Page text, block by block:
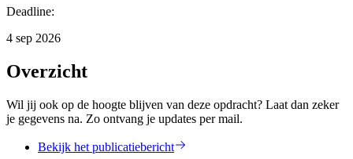
Deadline:
4 sep 2026
Overzicht
Wil jij ook op de hoogte blijven van deze opdracht? Laat dan zeker
je gegevens na. Zo ontvang je updates per mail.
Bekijk het publicatiebericht